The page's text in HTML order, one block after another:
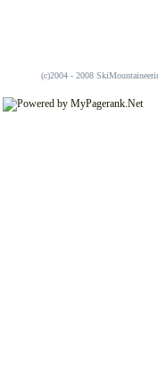
(c)2004 - 2008